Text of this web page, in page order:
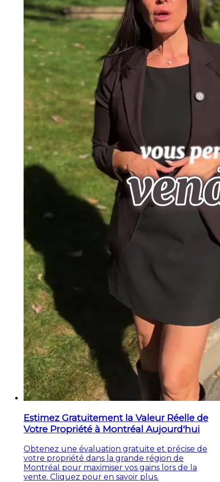
Estimez Gratuitement la Valeur Réelle de
Votre Propriété à Montréal Aujourd'hui
Obtenez une évaluation gratuite et précise de
votre propriété dans la grande région de
Montréal pour maximiser vos gains lors de la
vente. Cliquez pour en savoir plus.